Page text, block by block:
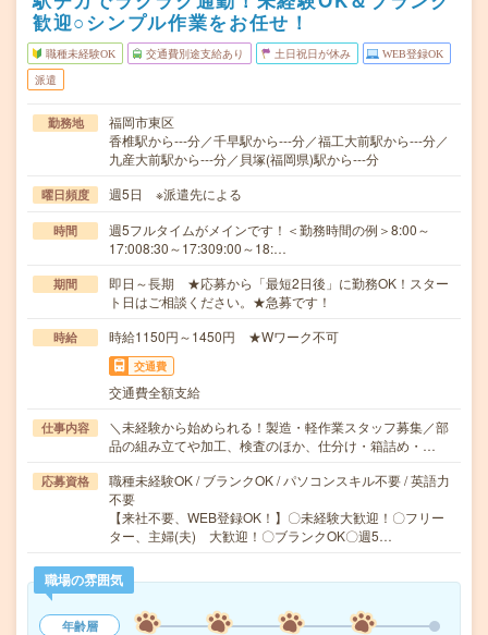
歓迎○シンプル作業をお任せ！
職種未経験OK 交通費別途支給あり 土日祝日が休み WEB登録OK
派遣
勤務地
福岡市東区
香椎駅から---分／千早駅から---分／福工大前駅から---分／
九産大前駅から---分／貝塚(福岡県)駅から---分
曜日頻度 週5日 ※派遣先による
時間
週5フルタイムがメインです！＜勤務時間の例＞8:00～
17:008:30～17:309:00～18:…
期間
即日～長期 ★応募から「最短2日後」に勤務OK！スター
ト日はご相談ください。★急募です！
時給 時給1150円～1450円 ★Wワーク不可
交通費
交通費全額支給
仕事内容
＼未経験から始められる！製造・軽作業スタッフ募集／部
品の組み立てや加工、検査のほか、仕分け・箱詰め・…
応募資格
職種未経験OK / ブランクOK / パソコンスキル不要 / 英語力
不要
【来社不要、WEB登録OK！】〇未経験大歓迎！〇フリー
ター、主婦(夫) 大歓迎！〇ブランクOK〇週5…
職場の雰囲気
年齢層